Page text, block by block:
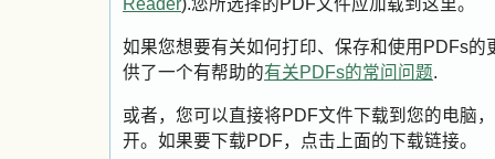
Reader).您所选择的PDF文件应加载到这里。
如果您想要有关如何打印、保存和使用PDFs
供了一个有帮助的有关PDFs的常问问题.
或者，您可以直接将PDF文件下载到您的电脑
开。如果要下载PDF，点击上面的下载链接。